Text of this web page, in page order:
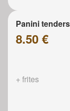
Panini tenders
8.50 €
+ frites